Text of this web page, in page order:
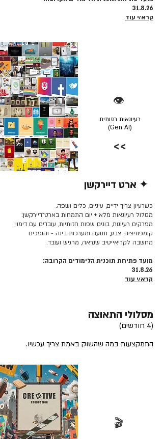
31.8.26
קרא/י עוד
👁️
רעיונאות חזותית
(Gen AI)
>>
✦ ארט דיירקשן
כשרעיון צריך ידיים, עיניים, כלים ושפה.
מסלול רעיונאות מלא + יום התמחות בארט־דיירקשן:
מפרקים רעיונות, בונים שפות חזותיות, עובדים עם דימוי,
קומפוזיציה, צבע, תנועה ומערכות בינה - והופכים
מחשבה לקריאייטיב שנראה, מרגיש ועובד.
מועד פתיחת תוכנית הלימודים הקרובה:
31.8.26
קרא/י עוד
מסלולי התאוצה
(4 חודשים)
התמקצעות במה שהשוק באמת צריך עכשיו.
🎬